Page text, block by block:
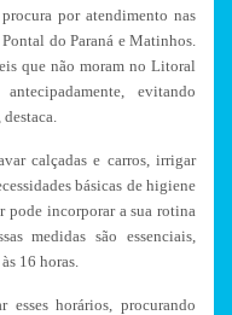
por atendimento nas
do Paraná e Matinhos.
que não moram no Litoral
evitando
calçadas e carros, irrigar
básicas de higiene
pode incorporar a sua rotina
medidas são essenciais,
16 horas.
esses horários, procurando